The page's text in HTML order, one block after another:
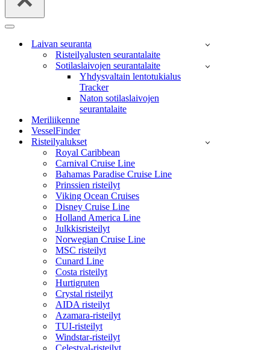
Valikko
Laivan seuranta
Risteilyalusten seurantalaite
Sotilaslaivojen seurantalaite
Yhdysvaltain lentotukialus
Tracker
Naton sotilaslaivojen
seurantalaite
Meriliikenne
VesselFinder
Risteilyalukset
Royal Caribbean
Carnival Cruise Line
Bahamas Paradise Cruise Line
Prinssien risteilyt
Viking Ocean Cruises
Disney Cruise Line
Holland America Line
Julkkisristeilyt
Norwegian Cruise Line
MSC risteilyt
Cunard Line
Costa risteilyt
Hurtigruten
Crystal risteilyt
AIDA risteilyt
Azamara-risteilyt
TUI-risteilyt
Windstar-risteilyt
Celestyal-risteilyt